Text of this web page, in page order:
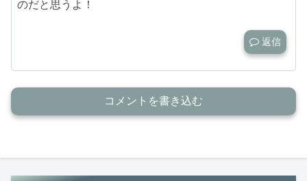
のだと思うよ！
返信
コメントを書き込む